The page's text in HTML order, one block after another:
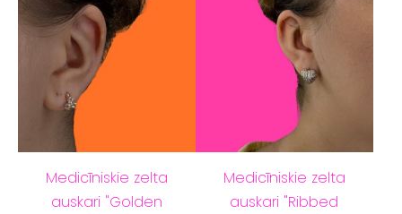
Medicīniskie zelta
auskari "Golden
Medicīniskie zelta
auskari "Ribbed